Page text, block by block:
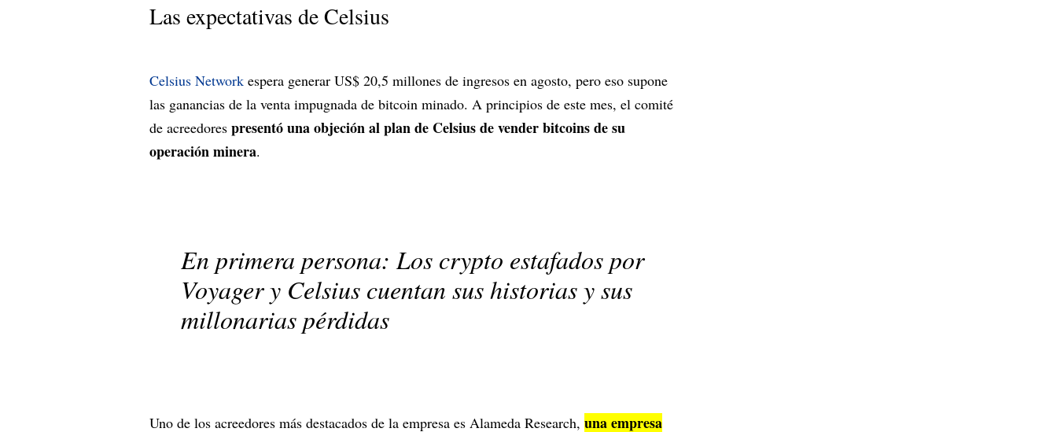
Las expectativas de Celsius
Celsius Network espera generar US$ 20,5 millones de ingresos en agosto, pero eso supone
las ganancias de la venta impugnada de bitcoin minado. A principios de este mes, el comité
de acreedores presentó una objeción al plan de Celsius de vender bitcoins de su
operación minera.
En primera persona: Los crypto estafados por
Voyager y Celsius cuentan sus historias y sus
millonarias pérdidas
Uno de los acreedores más destacados de la empresa es Alameda Research, una empresa